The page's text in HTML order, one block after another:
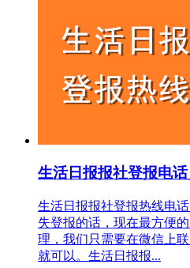
生活日报报社登报电
生活日报报社登报热线电
失登报的话，现在最方便
理，我们只需要在微信上
就可以。生活日报报...